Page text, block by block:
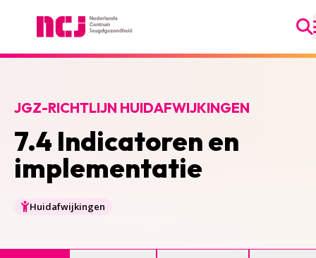
7.4 Indicatoren en
implementatie
JGZ-RICHTLIJN HUIDAFWIJKINGEN
Huidafwijkingen